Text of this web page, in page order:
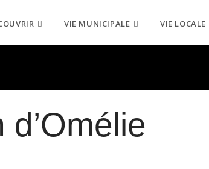
VIE MUNICIPALE VIE LOCALE